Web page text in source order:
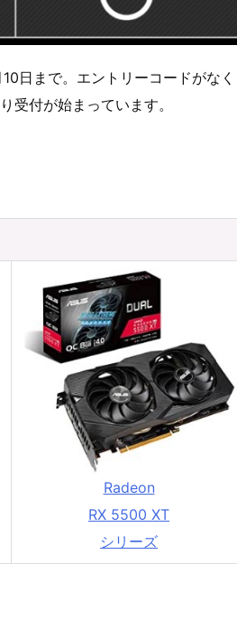
日まで。エントリーコードがなく
受付が始まっています。
Radeon
RX 5500 XT
シリーズ